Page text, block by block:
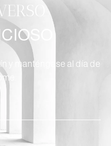
y manténgase al día de